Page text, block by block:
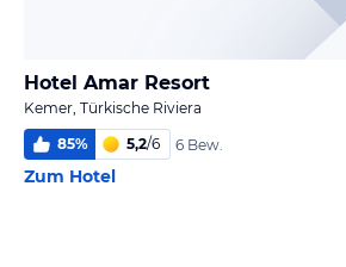
Hotel Amar Resort
Kemer, Türkische Riviera
85% 5,2/6 6 Bew.
Zum Hotel